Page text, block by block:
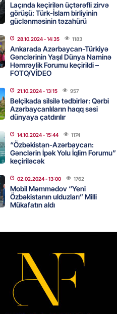
- 09:11 175
cərrahiyyə təhlükəsi:
Hospital”da sertifikatsız
tərəzi məntəqələrindən
ya yaşıl, vətəndaşa qırmızı
- 18:00 188
görə rüşvət alan vəzifəli
məhkəməsi BAŞLAYIR
şənliyində yaralanan rus
öldü – VİDEO
- 17:30
Laçında keçirilən üçtərəfli zirvə
görüşü: Türk-İslam birliyinin
güclənməsinin təzahürü
28.10.2024- 14:35 1183
Ankarada Azərbaycan-Türkiyə
Gənclərinin Yaşıl Dünya Naminə
Həmrəylik Forumu keçirildi –
FOTO/VİDEO
21.10.2024- 13:15 957
Belçikada silsilə tədbirlər: Qərbi
Azərbaycanlıların haqq səsi
dünyaya çatdırılır
14.10.2024- 15:44 1174
“Özbəkistan-Azərbaycan:
Gənclərin İpək Yolu İqlim Forumu”
keçiriləcək
02.02.2024- 13:00 1762
Mobil Məmmədov “Yeni
Özbəkistanın ulduzları” Milli
Mükafatın aldı